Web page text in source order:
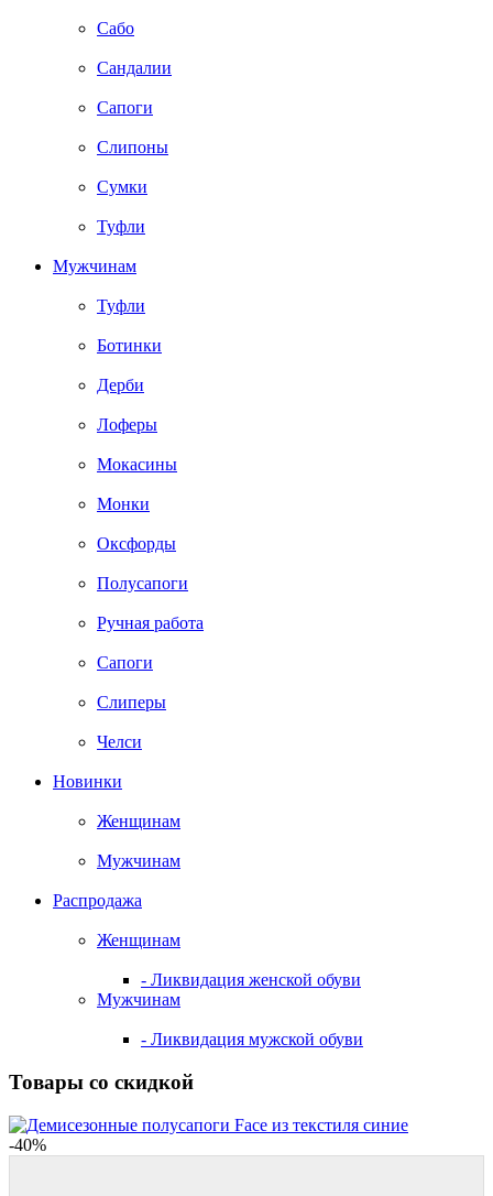
Сабо
Сандалии
Сапоги
Слипоны
Сумки
Туфли
Мужчинам
Туфли
Ботинки
Дерби
Лоферы
Мокасины
Монки
Оксфорды
Полусапоги
Ручная работа
Сапоги
Слиперы
Челси
Новинки
Женщинам
Мужчинам
Распродажа
Женщинам
- Ликвидация женской обуви
Мужчинам
- Ликвидация мужской обуви
Товары со скидкой
-40%